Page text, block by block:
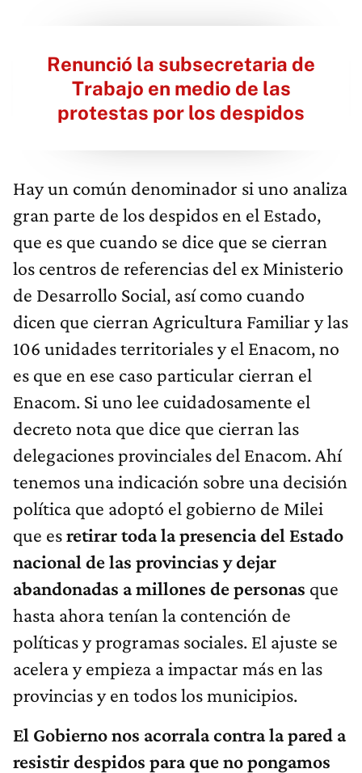
Renunció la subsecretaria de
Trabajo en medio de las
protestas por los despidos
Hay un común denominador si uno analiza
gran parte de los despidos en el Estado,
que es que cuando se dice que se cierran
los centros de referencias del ex Ministerio
de Desarrollo Social, así como cuando
dicen que cierran Agricultura Familiar y las
106 unidades territoriales y el Enacom, no
es que en ese caso particular cierran el
Enacom. Si uno lee cuidadosamente el
decreto nota que dice que cierran las
delegaciones provinciales del Enacom. Ahí
tenemos una indicación sobre una decisión
política que adoptó el gobierno de Milei
que esretirartoda la presencia del Estado
nacional de las provincias y dejar
abandonadas a millones de personas que
hasta ahora tenían la contención de
políticas y programas sociales. El ajuste se
acelera y empieza a impactar más en las
provincias y en todos los municipios.
El Gobierno nos acorrala contra la pared a
resistir despidos para que no pongamos